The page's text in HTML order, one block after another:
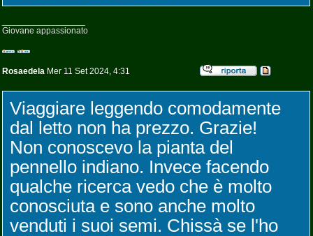
Giovane appassionato
Rosaedela Mer 11 Set 2024, 4:31
Viaggiare leggendo comodamente
dal letto non ha prezzo. Grazie!
Non conoscevo la pianta del
pennello indiano. Invece facendo
qualche ricerca vedo che è molto
conosciuta e sono anche molto
venduti i suoi semi. Chissà se l'ho